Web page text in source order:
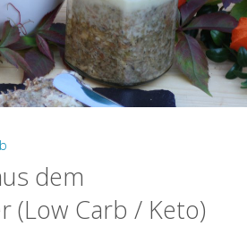
dem
(Low Carb / Keto)